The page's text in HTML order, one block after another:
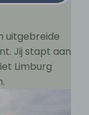
uitgebreide
Jij stapt aan
Limburg